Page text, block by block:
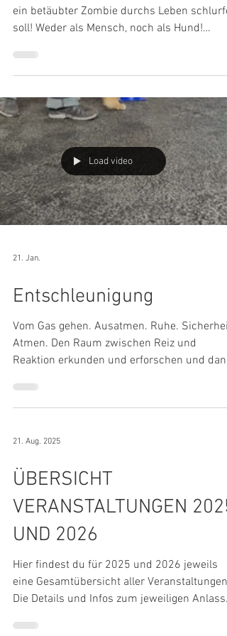
Selbstregulation
ein betäubter Zombie durchs Leben
soll! Weder als Mensch, noch als Hund!
„Gelingende Selbstregulation heisst, dass wir
unsere eigenen inneren Zustände halten und
steuern können. Sie ermöglicht uns, mit
was da ist, zu sein, ohne davon überflutet zu
werden oder es zu unterdrücken.“ (Verena
König)
Load video
Entschleunigung
Atmen. Den Raum zwischen Reiz und
Reaktion erkunden und erforschen und dann
Lebendigkeit, Verständnis und Wohlwollen
Ausrichtung begleitest du deinen Hund,
seinen eigenen Raum zwischen Reiz und
Reaktion zu finden. Hundeschule Namida
Intensivtraining Entschleunigung (alle
ÜBERSICHT
VERANSTALTUNGEN 2025
UND 2026
eine Gesamtübersicht aller Veranstaltungen.